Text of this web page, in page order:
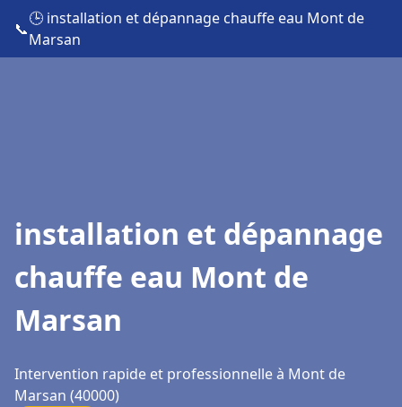
📞
🕒 installation et dépannage chauffe eau Mont de
Marsan
installation et dépannage
chauffe eau Mont de
Marsan
Intervention rapide et professionnelle à Mont de
Marsan (40000)